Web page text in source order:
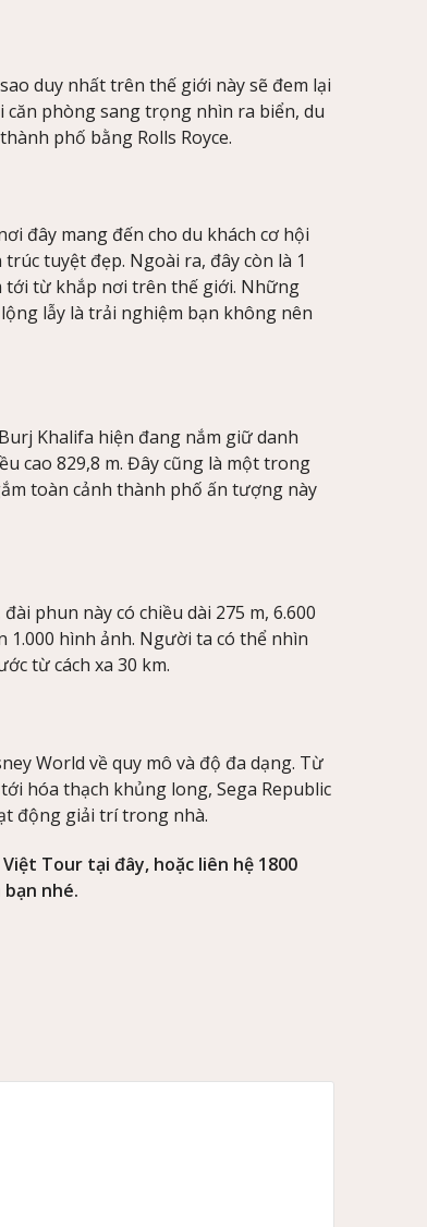
duy nhất trên thế giới này sẽ đem lại
phòng sang trọng nhìn ra biển, du
phố bằng Rolls Royce.
đây mang đến cho du khách cơ hội
tuyệt đẹp. Ngoài ra, đây còn là 1
tới từ khắp nơi trên thế giới. Những
lẫy là trải nghiệm bạn không nên
Khalifa hiện đang nắm giữ danh
cao 829,8 m. Đây cũng là một trong
toàn cảnh thành phố ấn tượng này
phun này có chiều dài 275 m, 6.600
1.000 hình ảnh. Người ta có thể nhìn
từ cách xa 30 km.
World về quy mô và độ đa dạng. Từ
hóa thạch khủng long, Sega Republic
động giải trí trong nhà.
Tour tại đây, hoặc liên hệ 1800
nhé.